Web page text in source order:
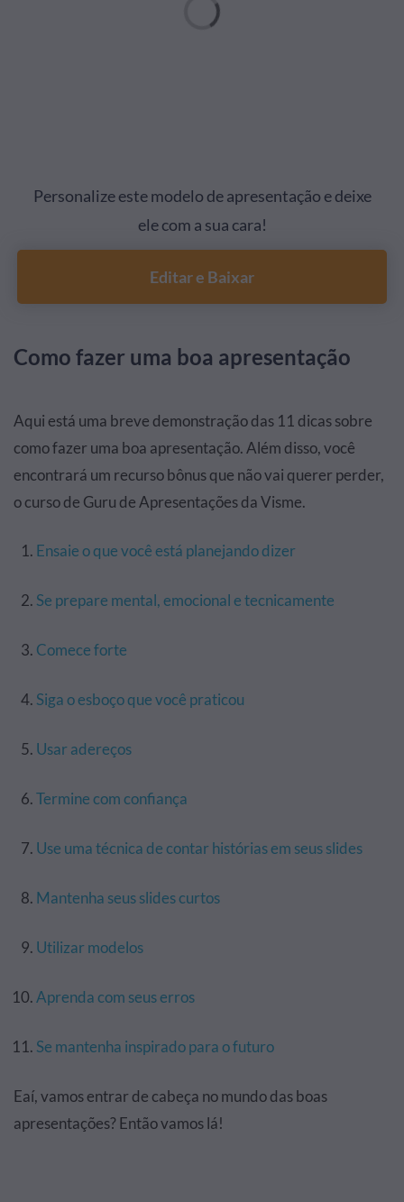
Personalize este modelo de apresentação e deixe
ele com a sua cara!
Editar e Baixar
Como fazer uma boa apresentação
Aqui está uma breve demonstração das 11 dicas sobre
como fazer uma boa apresentação. Além disso, você
encontrará um recurso bônus que não vai querer perder,
o curso de Guru de Apresentações da Visme.
Ensaie o que você está planejando dizer
Se prepare mental, emocional e tecnicamente
Comece forte
Siga o esboço que você praticou
Usar adereços
Termine com confiança
Use uma técnica de contar histórias em seus slides
Mantenha seus slides curtos
Utilizar modelos
Aprenda com seus erros
Se mantenha inspirado para o futuro
Eaí, vamos entrar de cabeça no mundo das boas
apresentações? Então vamos lá!